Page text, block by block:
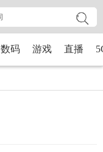
数码 游戏 直播